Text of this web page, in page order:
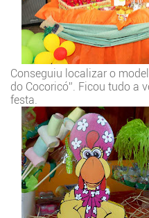
Conseguiu localizar o
do Cocoricó”. Ficou tudo a
festa.